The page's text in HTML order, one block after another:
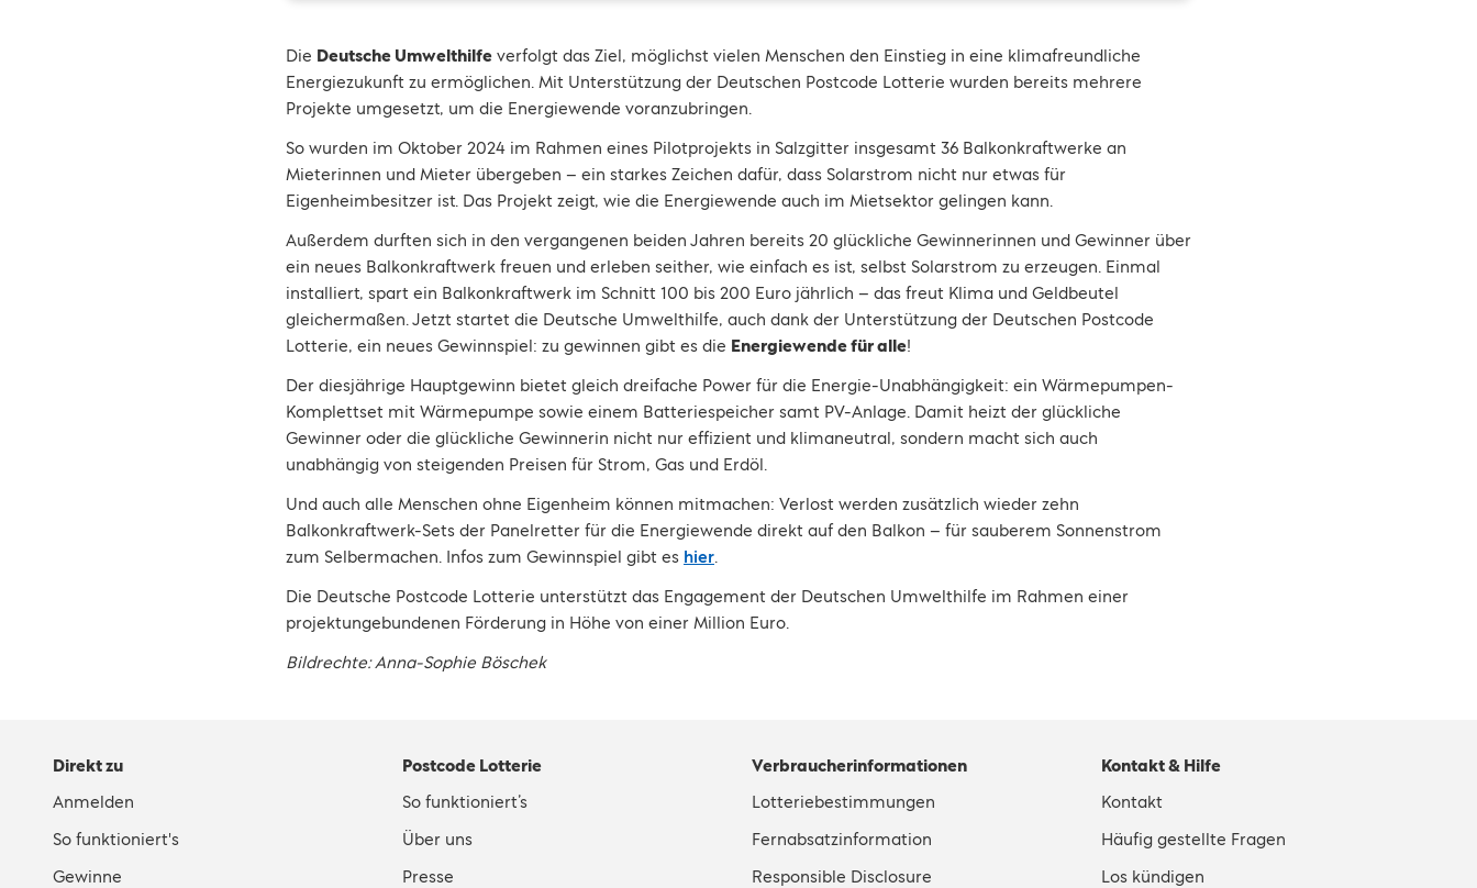
Die Deutsche Umwelthilfe verfolgt das Ziel, möglichst vielen Menschen den Einstieg in eine klimafreundliche
Energiezukunft zu ermöglichen. Mit Unterstützung der Deutschen Postcode Lotterie wurden bereits mehrere
Projekte umgesetzt, um die Energiewende voranzubringen.
So wurden im Oktober 2024 im Rahmen eines Pilotprojekts in Salzgitter insgesamt 36 Balkonkraftwerke an
Mieterinnen und Mieter übergeben – ein starkes Zeichen dafür, dass Solarstrom nicht nur etwas für
Eigenheimbesitzer ist. Das Projekt zeigt, wie die Energiewende auch im Mietsektor gelingen kann.
Außerdem durften sich in den vergangenen beiden Jahren bereits 20 glückliche Gewinnerinnen und Gewinner über
ein neues Balkonkraftwerk freuen und erleben seither, wie einfach es ist, selbst Solarstrom zu erzeugen. Einmal
installiert, spart ein Balkonkraftwerk im Schnitt 100 bis 200 Euro jährlich – das freut Klima und Geldbeutel
gleichermaßen. Jetzt startet die Deutsche Umwelthilfe, auch dank der Unterstützung der Deutschen Postcode
Lotterie, ein neues Gewinnspiel: zu gewinnen gibt es die Energiewende für alle!
Der diesjährige Hauptgewinn bietet gleich dreifache Power für die Energie-Unabhängigkeit: ein Wärmepumpen-
Komplettset mit Wärmepumpe sowie einem Batteriespeicher samt PV-Anlage. Damit heizt der glückliche
Gewinner oder die glückliche Gewinnerin nicht nur effizient und klimaneutral, sondern macht sich auch
unabhängig von steigenden Preisen für Strom, Gas und Erdöl.
Und auch alle Menschen ohne Eigenheim können mitmachen: Verlost werden zusätzlich wieder zehn
Balkonkraftwerk-Sets der Panelretter für die Energiewende direkt auf den Balkon – für sauberem Sonnenstrom
zum Selbermachen. Infos zum Gewinnspiel gibt es hier.
Die Deutsche Postcode Lotterie unterstützt das Engagement der Deutschen Umwelthilfe im Rahmen einer
projektungebundenen Förderung in Höhe von einer Million Euro.
Bildrechte: Anna-Sophie Böschek
Direkt zu
Anmelden
So funktioniert's
Gewinne
Postcode Lotterie
So funktioniert’s
Über uns
Presse
Verbraucherinformationen
Lotteriebestimmungen
Fernabsatzinformation
Responsible Disclosure
Kontakt & Hilfe
Kontakt
Häufig gestellte Fragen
Los kündigen